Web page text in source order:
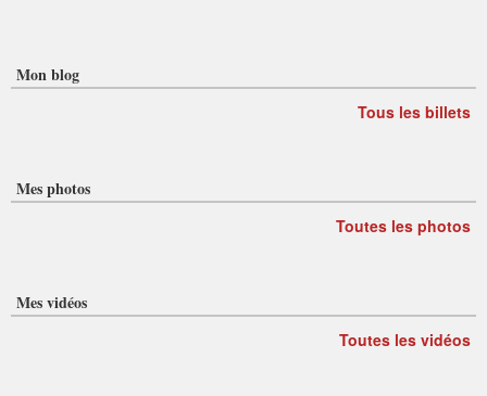
Mon blog
Tous les billets
Mes photos
Toutes les photos
Mes vidéos
Toutes les vidéos